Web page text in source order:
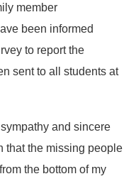
member
been informed
to report the
sent to all students at
and sincere
that the missing people
the bottom of my